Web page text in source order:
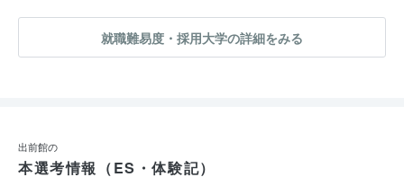
就職難易度・採用大学の詳細をみる
出前館の
本選考情報（ES・体験記）